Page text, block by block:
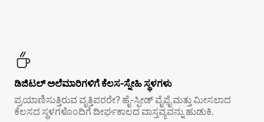
ಡಿಜಿಟಲ್ ಅಲೆಮಾರಿಗಳಿಗೆ ಕೆಲಸ-ಸ್ನೇಹಿ ಸ್ಥಳಗಳು
ಪ್ರಯಾಣಿಸುತ್ತಿರುವ ವೃತ್ತಿಪರರೇ? ಹೈ-ಸ್ಪೀಡ್ ವೈಫೈ ಮತ್ತು ಮೀಸಲಾದ
ಕೆಲಸದ ಸ್ಥಳಗಳೊಂದಿಗೆ ದೀರ್ಘಕಾಲದ ವಾಸ್ತವ್ಯವನ್ನು ಹುಡುಕಿ.